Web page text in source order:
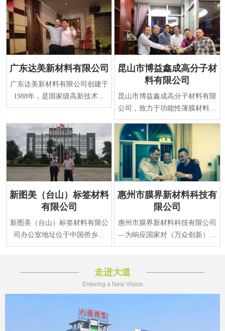
广东达美新材料有限公司
广东达美新材料有限公司创建于
1988年，是国家级高新技术企
业，专业研发、生产表面保护系
昆山市博益鑫成高分子材
料有限公司
昆山市博益鑫成高分子材料有限
公司，致力于功能性薄膜材料及
涂覆技术的研发与生产，是国家
火炬计划重点高新
新图美（台山）标签材料
有限公司
新图美（台山）标签材料有限公
司办公室地址位于中国侨乡江
门，江门 台山市水步镇福安东
惠州市膜界新材料科技有
限公司
惠州市膜界新材料科技有限公司
—为响应国家对（万众创新）新
材料产业规划要求，在2015年正
走进大道
Entering a New Vision